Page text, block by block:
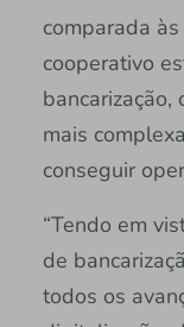
comparada
cooperativo
bancarização,
mais
conseguir
“Tendo em
de
todos os